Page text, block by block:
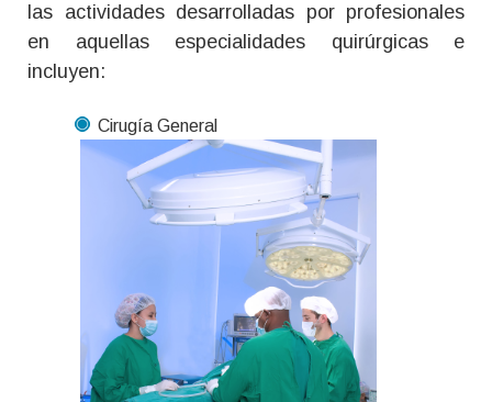
las actividades desarrolladas por profesionales
en aquellas especialidades quirúrgicas e
incluyen:
Cirugía General